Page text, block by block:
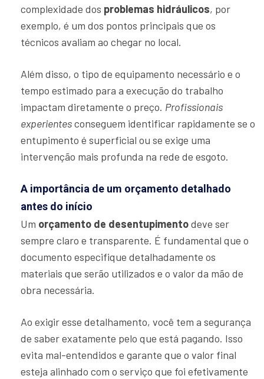
complexidade dos problemas hidráulicos, por
exemplo, é um dos pontos principais que os
técnicos avaliam ao chegar no local.
Além disso, o tipo de equipamento necessário e o
tempo estimado para a execução do trabalho
impactam diretamente o preço. Profissionais
experientesconseguem identificar rapidamente se o
entupimento é superficial ou se exige uma
intervenção mais profunda na rede de esgoto.
A importância de um orçamento detalhado
antes do início
Um orçamento de desentupimentodeve ser
sempre claro e transparente. É fundamental que o
documento especifique detalhadamente os
materiais que serão utilizados e o valor da mão de
obra necessária.
Ao exigir esse detalhamento, você tem a segurança
de saber exatamente pelo que está pagando. Isso
evita mal-entendidos e garante que o valor final
esteja alinhado com o serviço que foi efetivamente